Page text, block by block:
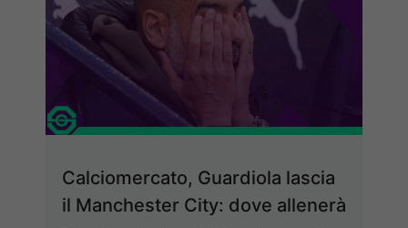
Calciomercato, Guardiola lascia
il Manchester City: dove allenerà